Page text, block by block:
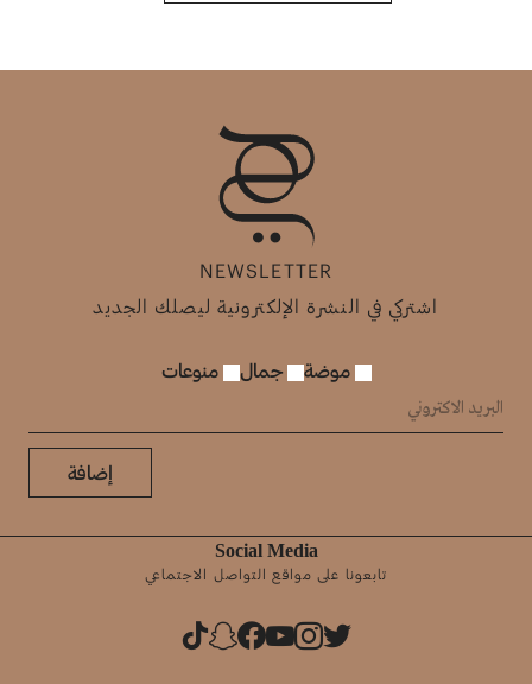
NEWSLETTER
اشتركي في النشرة الإلكترونية ليصلك الجديد
موضة جمال منوعات
إضافة
Social Media
تابعونا على مواقع التواصل الاجتماعي